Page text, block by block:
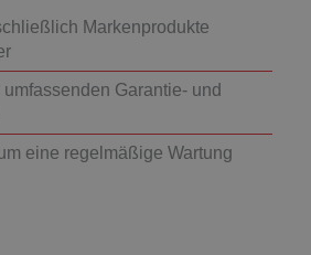
Markenprodukte
Garantie- und
eine regelmäßige Wartung